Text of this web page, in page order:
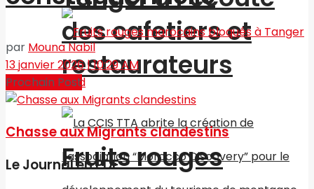
des cafetiers et
restaurateurs
Fruits rouges
par Mouna Nabil
13 janvier 2026 | 10:29 AM
Prochain Post
Chasse aux Migrants clandestins
Le Journal en PDF